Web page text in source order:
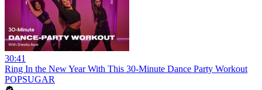
30:41
Ring In the New Year With This 30-Minute Dance Party Workout
POPSUGAR